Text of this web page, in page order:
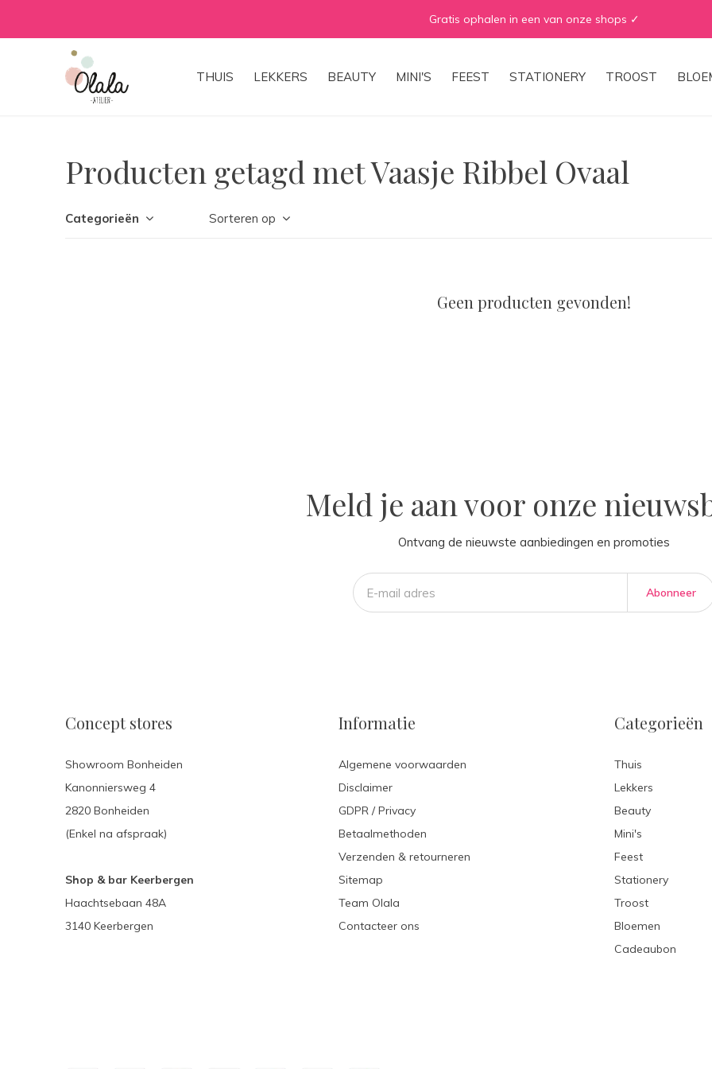
THUIS LEKKERS BEAUTY MINI'S FEEST STATIONERY TROOST
Gratis ophalen in een van onze shops ✓
Producten getagd met Vaasje Ribbel Ovaal
Categorieën Sorteren op
Geen producten gevonden!
Meld je aan voor onze
Ontvang de nieuwste aanbiedingen en promoties
Abonneer
Concept stores
Showroom Bonheiden
Kanonniersweg 4
2820 Bonheiden
(Enkel na afspraak)
Shop & bar Keerbergen
Haachtsebaan 48A
3140 Keerbergen
Informatie
Algemene voorwaarden
Disclaimer
GDPR / Privacy
Betaalmethoden
Verzenden & retourneren
Sitemap
Team Olala
Contacteer ons
Categorieën
Thuis
Lekkers
Beauty
Mini's
Feest
Stationery
Troost
Bloemen
Cadeaubon